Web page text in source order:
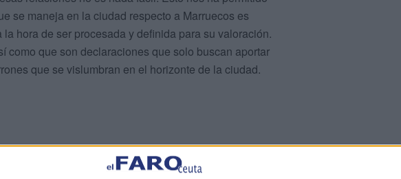
se maneja en la ciudad respecto a Marruecos es
hora de ser procesada y definida para su valoración.
como que son declaraciones que solo buscan aportar
que se vislumbran en el horizonte de la ciudad.